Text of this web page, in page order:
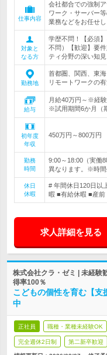
仕事内容
会社都合での強制
ワーク・サーバー
業務などをお任せし
対象と
なる方
学歴不問！【必須
不問）【歓迎】要
ティ分野の深い知見
勤務地
首都圏、関西、東
リモートワークの
給与
月給40万円～※経
※試用期間6か月（
初年度
年収
450万円～800万円
勤務
時間
9:00～18:00（実働
異なります。※時間
休日
休暇
# 年間休日120日以
暇 ■有給休暇 ■産前
求人詳細を見る
株式会社クラ・ゼミ | 未経験
得率100％
こどもの個性を育む【支
中
正社員 職種・業種未経験OK
完全週休2日制 第二新卒歓迎